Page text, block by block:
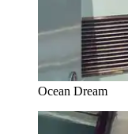
Ocean Dream